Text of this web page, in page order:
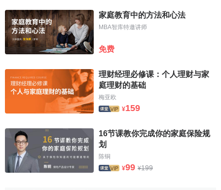
吃飽和無病癥，而是追求飲食文化和健康長壽。醫院內的疾
病治療和護理已不能適應人們對健康保健的需求，醫院外的
健康教育、 健康咨詢以及健康保健就成為必然。
隨著計劃生育政策的深入實施，獨生子女比例加大，核
心家庭將面臨一個子女照顧多個老人健康的問題。
的發展使老年護理及老年慢性病的護理需求增加，這些需
理，以減輕病員家庭的
經濟和勞務負擔。
4.殘疾人的護理問題
據統計，全球5歲以下兒童有22％生活在中國，1988年
家庭教育中的方法和心法
MBA智库特邀讲师
免费
理财经理必修课：个人理财与家
庭理财的基础
梅亚欧
¥159
16节课教你完成你的家庭保险规
划
陈铜
¥99 ¥199